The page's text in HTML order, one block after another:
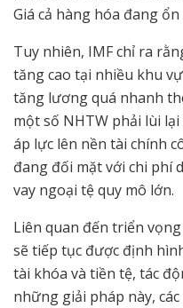
Giá cả hàng hóa đang
Tuy nhiên, IMF chỉ ra
tăng cao tại nhiều khu
tăng lương quá nhanh
một số NHTW phải lùi
áp lực lên nền tài chính
đang đối mặt với chi phí
vay ngoại tệ quy mô lớn.
Liên quan đến triển
sẽ tiếp tục được định
tài khóa và tiền tệ, tác
những giải pháp này,